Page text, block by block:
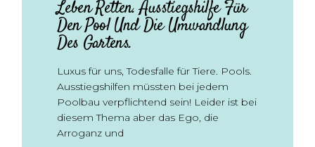
Leben Retten. Ausstiegshilfe Für
Den Pool Und Die Umwandlung
Des Gartens.
Luxus für uns, Todesfalle für Tiere. Pools.
Ausstiegshilfen müssten bei jedem
Poolbau verpflichtend sein! Leider ist bei
diesem Thema aber das Ego, die
Arroganz und